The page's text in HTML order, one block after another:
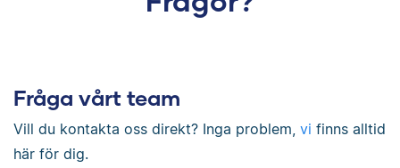
Fråga vårt team
Vill du kontakta oss direkt? Inga problem, vi finns alltid
här för dig.